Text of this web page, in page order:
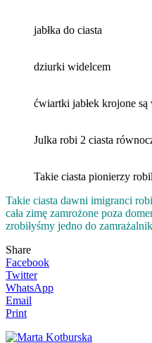
jabłka do ciasta
dziurki widelcem
ćwiartki jabłek krojone są
Julka robi 2 ciasta
Takie ciasta pionierzy
Takie ciasta dawni imigranci
cała zimę zamrożone poza
zrobiłyśmy jedno do
Share
Facebook
Twitter
WhatsApp
Email
Print